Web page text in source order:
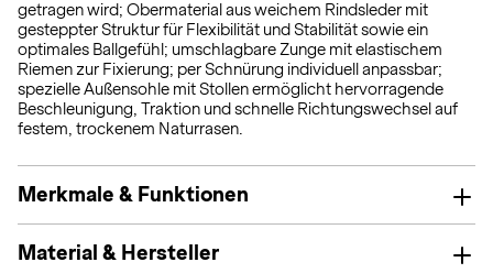
getragen wird; Obermaterial aus weichem Rindsleder mit
gesteppter Struktur für Flexibilität und Stabilität sowie ein
optimales Ballgefühl; umschlagbare Zunge mit elastischem
Riemen zur Fixierung; per Schnürung individuell anpassbar;
spezielle Außensohle mit Stollen ermöglicht hervorragende
Beschleunigung, Traktion und schnelle Richtungswechsel auf
festem, trockenem Naturrasen.
Merkmale & Funktionen
Material & Hersteller